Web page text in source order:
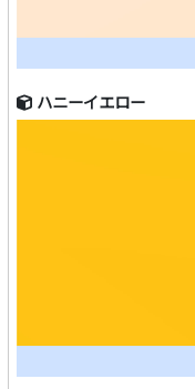
ハニーイエロー